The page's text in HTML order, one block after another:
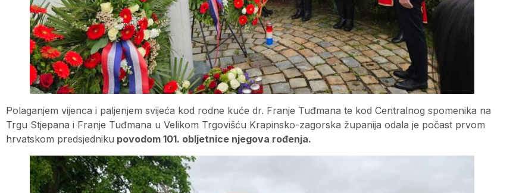
Polaganjem vijenca i paljenjem svijeća kod rodne kuće dr. Franje Tuđmana te kod Centralnog spomenika na
Trgu Stjepana i Franje Tuđmana u Velikom Trgovišću Krapinsko-zagorska županija odala je počast prvom
hrvatskom predsjedniku povodom 101. obljetnice njegova rođenja.